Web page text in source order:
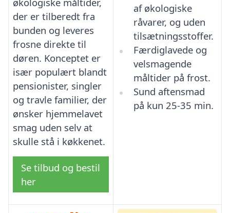
der er tilberedt fra
bunden og leveres
frosne direkte til
døren. Konceptet er
især populært blandt
pensionister, singler
og travle familier, der
ønsker hjemmelavet
smag uden selv at
skulle stå i køkkenet.
Se tilbud og bestil
her
af økologiske
råvarer, og uden
tilsætningsstoffer.
Færdiglavede og
velsmagende
måltider på frost.
Sund aftensmad
på kun 25-35 min.